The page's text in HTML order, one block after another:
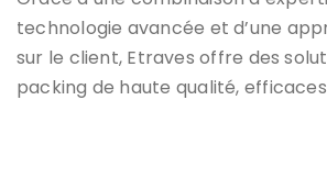
technologie avancée et d’une
sur le client, Etraves offre des
packing de haute qualité,